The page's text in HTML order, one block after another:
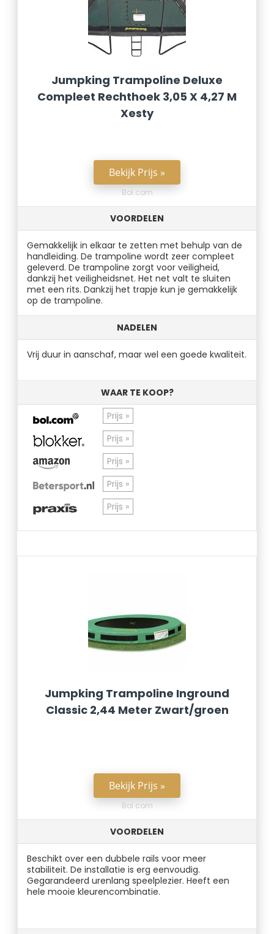
Jumpking Trampoline Deluxe
Compleet Rechthoek 3,05 X 4,27 M
Xesty
Bekijk Prijs »
Bol.com
VOORDELEN
Gemakkelijk in elkaar te zetten met behulp van de
handleiding. De trampoline wordt zeer compleet
geleverd. De trampoline zorgt voor veiligheid,
dankzij het veiligheidsnet. Het net valt te sluiten
met een rits. Dankzij het trapje kun je gemakkelijk
op de trampoline.
NADELEN
Vrij duur in aanschaf, maar wel een goede kwaliteit.
WAAR TE KOOP?
Prijs »
Prijs »
Prijs »
Prijs »
Prijs »
Jumpking Trampoline Inground
Classic 2,44 Meter Zwart/groen
Bekijk Prijs »
Bol.com
VOORDELEN
Beschikt over een dubbele rails voor meer
stabiliteit. De installatie is erg eenvoudig.
Gegarandeerd urenlang speelplezier. Heeft een
hele mooie kleurencombinatie.